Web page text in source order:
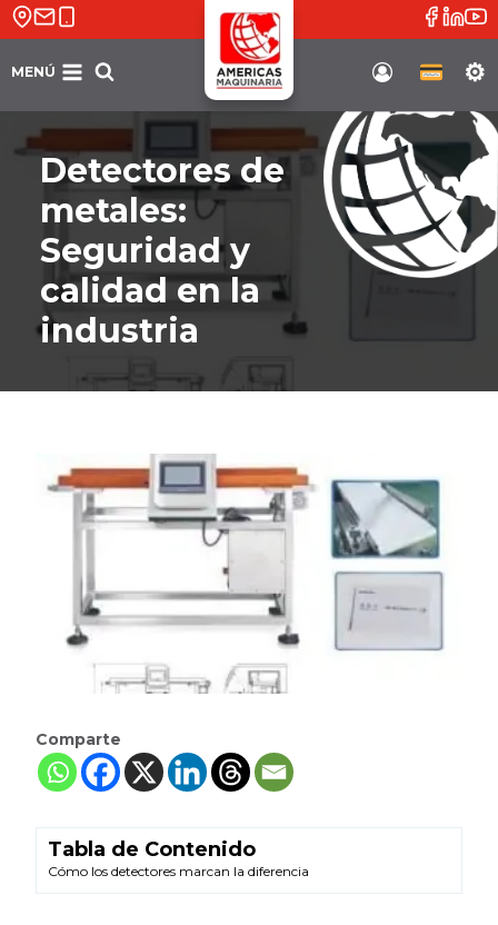
Saltar
MENÚ
Detectores de
metales:
Seguridad y
calidad en la
industria
Comparte
Tabla de Contenido
Cómo los detectores marcan la diferencia